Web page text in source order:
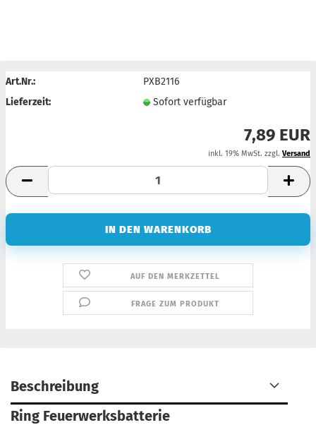
Art.Nr.:
PXB2116
Lieferzeit:
Sofort verfügbar
7,89 EUR
inkl. 19% MwSt. zzgl. Versand
AUF DEN MERKZETTEL
FRAGE ZUM PRODUKT
Beschreibung
Ring Feuerwerksbatterie